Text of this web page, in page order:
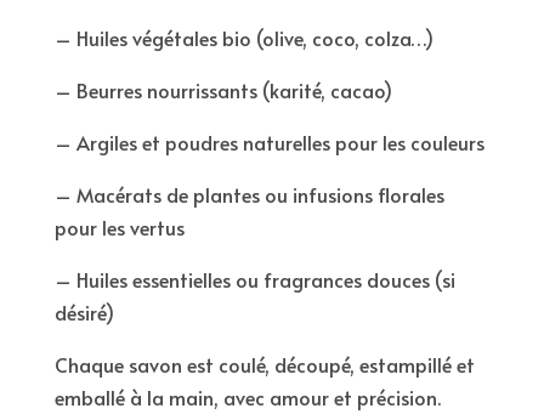
– Huiles végétales bio (olive, coco, colza…)
– Beurres nourrissants (karité, cacao)
– Argiles et poudres naturelles pour les couleurs
– Macérats de plantes ou infusions florales
pour les vertus
– Huiles essentielles ou fragrances douces (si
désiré)
Chaque savon est coulé, découpé, estampillé et
emballé à la main, avec amour et précision.